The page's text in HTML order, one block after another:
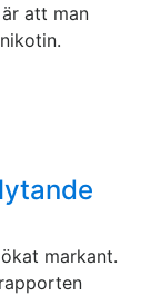
att man
markant.